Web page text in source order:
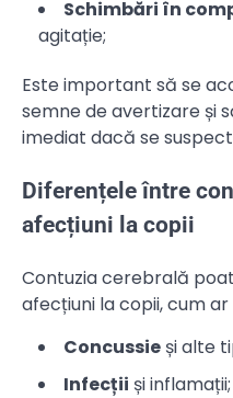
Schimbări în
agitație;
Este important să se
semne de avertizare și
imediat dacă se
Diferențele între
afecțiuni la copii
Contuzia cerebrală
afecțiuni la copii, cum ar
Concussie și alte
Infecții și inflamații;